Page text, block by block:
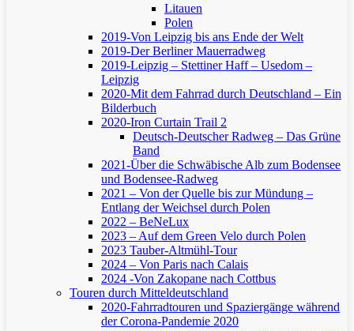
Litauen
Polen
2019-Von Leipzig bis ans Ende der Welt
2019-Der Berliner Mauerradweg
2019-Leipzig – Stettiner Haff – Usedom –
Leipzig
2020-Mit dem Fahrrad durch Deutschland – Ein
Bilderbuch
2020-Iron Curtain Trail 2
Deutsch-Deutscher Radweg – Das Grüne
Band
2021-Über die Schwäbische Alb zum Bodensee
und Bodensee-Radweg
2021 – Von der Quelle bis zur Mündung –
Entlang der Weichsel durch Polen
2022 – BeNeLux
2023 – Auf dem Green Velo durch Polen
2023 Tauber-Altmühl-Tour
2024 – Von Paris nach Calais
2024 -Von Zakopane nach Cottbus
Touren durch Mitteldeutschland
2020-Fahrradtouren und Spaziergänge während
der Corona-Pandemie 2020